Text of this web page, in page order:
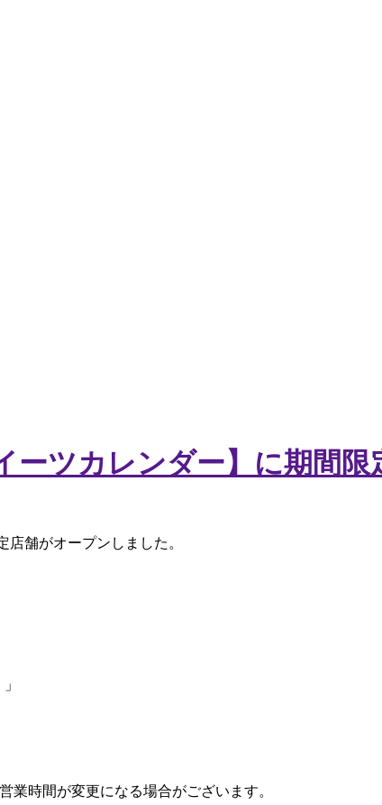
ーツカレンダー】に期間限
店舗がオープンしました。
時間が変更になる場合がございます。